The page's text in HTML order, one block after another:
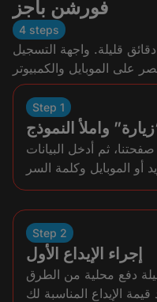
فورشن باجز
4 steps
قليلة. واجهة التسجيل
Step 1
واملأ النموذج
ثم أدخل البيانات
Step 2
إجراء الإيداع الأول
دفع محلية من الطرق